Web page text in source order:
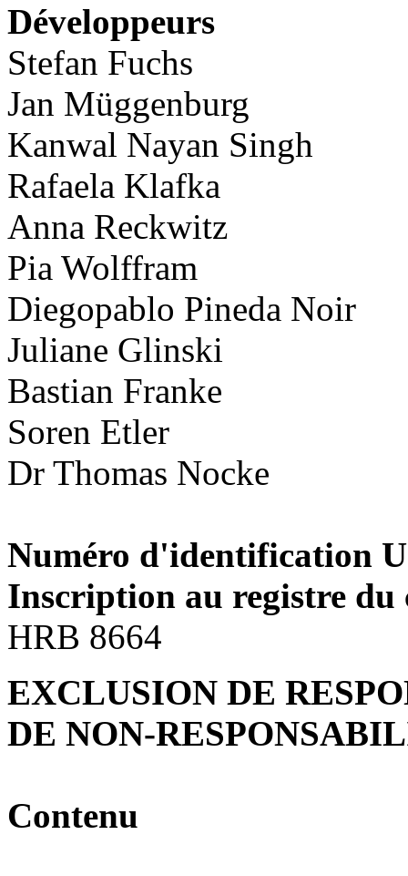
Développeurs
Stefan Fuchs
Jan Müggenburg
Kanwal Nayan Singh
Rafaela Klafka
Anna Reckwitz
Pia Wolffram
Diegopablo Pineda Noir
Juliane Glinski
Bastian Franke
Soren Etler
Dr Thomas Nocke
Numéro d'identification
Inscription au registre du
HRB 8664
EXCLUSION DE
DE NON-
Contenu